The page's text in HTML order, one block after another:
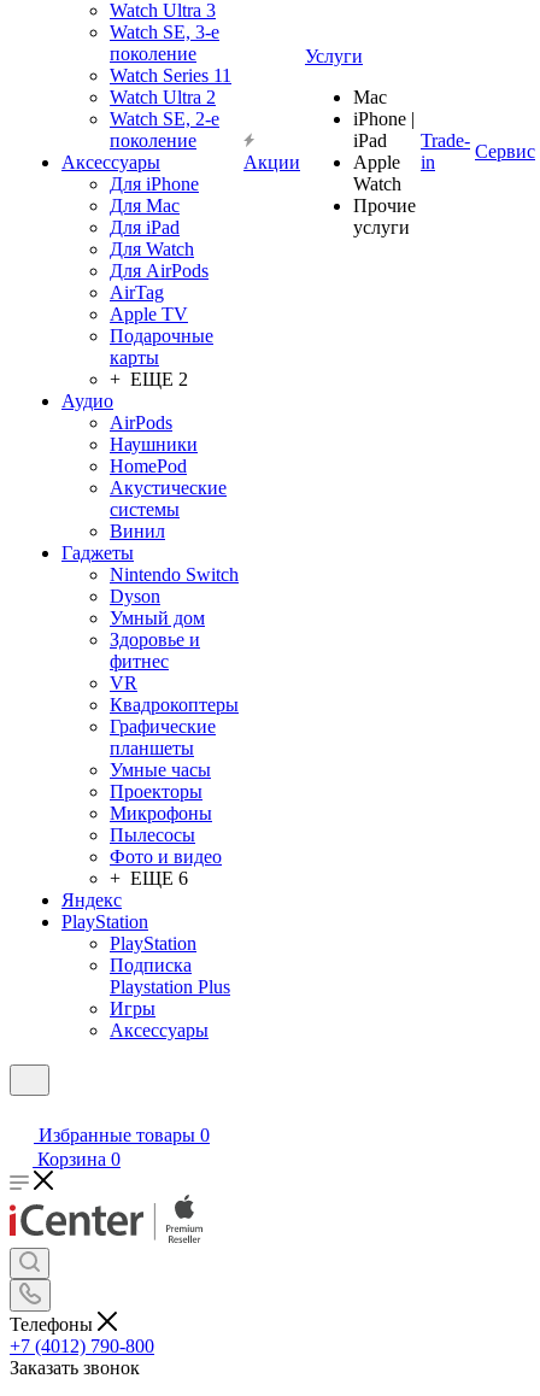
Watch Ultra 3
Watch SE, 3-е
поколение
Watch Series 11
Watch Ultra 2
Watch SE, 2-е
поколение
Аксессуары
Для iPhone
Для Mac
Для iPad
Для Watch
Для AirPods
AirTag
Apple TV
Подарочные
карты
+ ЕЩЕ 2
Аудио
AirPods
Наушники
HomePod
Акустические
системы
Винил
Гаджеты
Nintendo Switch
Dyson
Умный дом
Здоровье и
фитнес
VR
Квадрокоптеры
Графические
планшеты
Умные часы
Проекторы
Микрофоны
Пылесосы
Фото и видео
+ ЕЩЕ 6
Яндекс
PlayStation
PlayStation
Подписка
Playstation Plus
Игры
Аксессуары
Акции
Услуги
Mac
iPhone |
iPad
Apple
Watch
Прочие
услуги
Trade-
in
Сервис
Избранные товары 0
Корзина 0
Телефоны
+7 (4012) 790-800
Заказать звонок